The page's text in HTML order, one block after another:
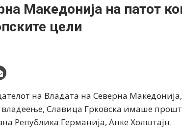
Македонија на патот
цели
на Владата на Северна Македонија,
Славица Грковска имаше
Република Германија, Анке Холштајн.